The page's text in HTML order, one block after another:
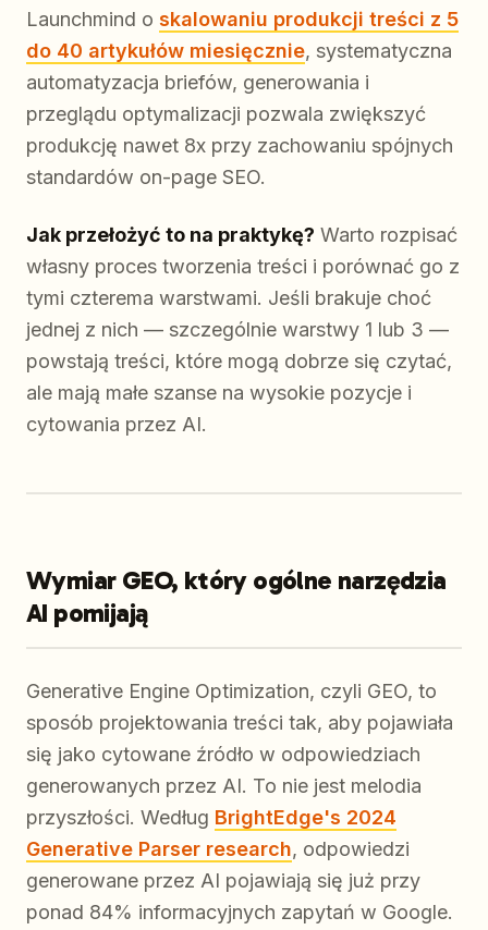
Launchmind o skalowaniu produkcji treści z 5
do 40 artykułów miesięcznie, systematyczna
automatyzacja briefów, generowania i
przeglądu optymalizacji pozwala zwiększyć
produkcję nawet 8x przy zachowaniu spójnych
standardów on-page SEO.
Jak przełożyć to na praktykę? Warto rozpisać
własny proces tworzenia treści i porównać go z
tymi czterema warstwami. Jeśli brakuje choć
jednej z nich — szczególnie warstwy 1 lub 3 —
powstają treści, które mogą dobrze się czytać,
ale mają małe szanse na wysokie pozycje i
cytowania przez AI.
Wymiar GEO, który ogólne narzędzia
AI pomijają
Generative Engine Optimization, czyli GEO, to
sposób projektowania treści tak, aby pojawiała
się jako cytowane źródło w odpowiedziach
generowanych przez AI. To nie jest melodia
przyszłości. Według BrightEdge's 2024
Generative Parser research, odpowiedzi
generowane przez AI pojawiają się już przy
ponad 84% informacyjnych zapytań w Google.